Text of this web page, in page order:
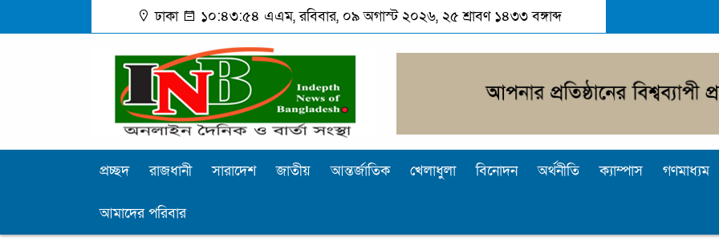
ঢাকা ১০:৪৩:৫৪ এএম, রবিবার, ০৯ অগাস্ট ২০২৬, ২৫ শ্রাবণ ১৪৩৩ বঙ্গাব্দ
প্রচ্ছদ রাজধানী সারাদেশ জাতীয় আন্তর্জাতিক খেলাধুলা বিনোদন অর্থনীতি ক্যাম্পাস গণমাধ্যম
আমাদের পরিবার